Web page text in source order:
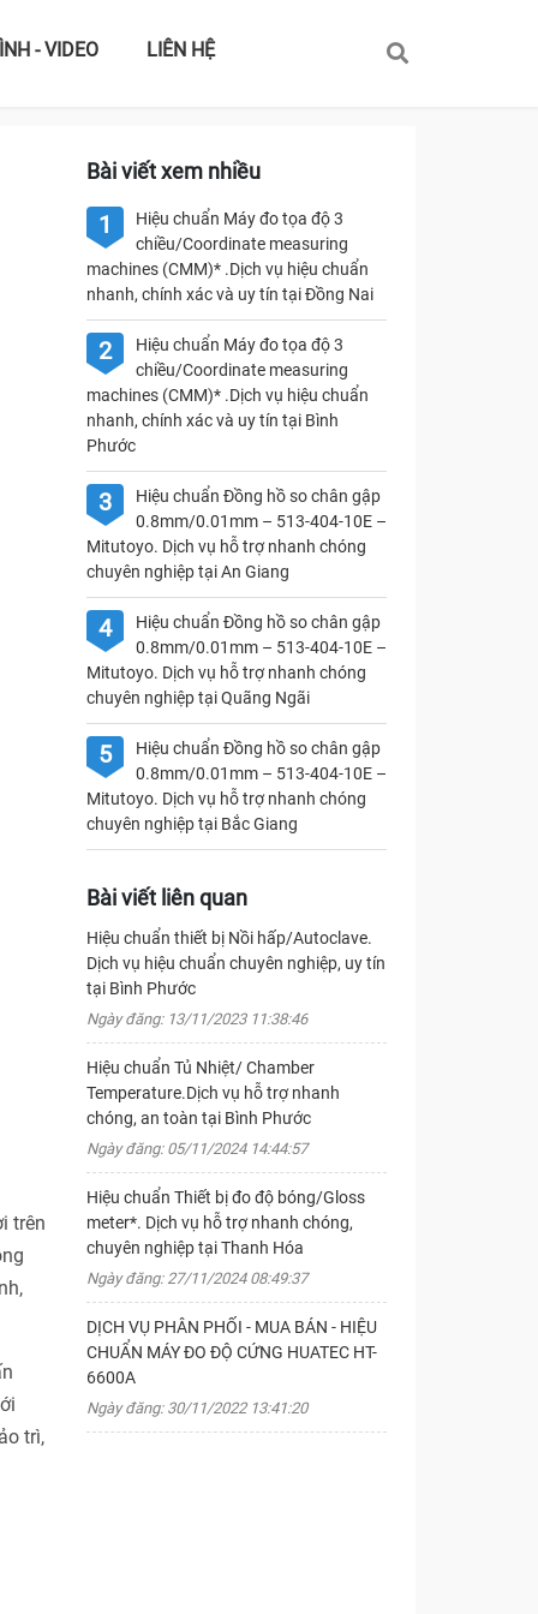
- VIDEO LIÊN HỆ
trên
trì,
Bài viết xem nhiều
1
Hiệu chuẩn Máy đo tọa độ 3
chiều/Coordinate measuring
machines (CMM)* .Dịch vụ hiệu chuẩn
nhanh, chính xác và uy tín tại Đồng Nai
2
Hiệu chuẩn Máy đo tọa độ 3
chiều/Coordinate measuring
machines (CMM)* .Dịch vụ hiệu chuẩn
nhanh, chính xác và uy tín tại Bình
Phước
3
Hiệu chuẩn Đồng hồ so chân gập
0.8mm/0.01mm – 513-404-10E –
Mitutoyo. Dịch vụ hỗ trợ nhanh chóng
chuyên nghiệp tại An Giang
4
Hiệu chuẩn Đồng hồ so chân gập
0.8mm/0.01mm – 513-404-10E –
Mitutoyo. Dịch vụ hỗ trợ nhanh chóng
chuyên nghiệp tại Quãng Ngãi
5
Hiệu chuẩn Đồng hồ so chân gập
0.8mm/0.01mm – 513-404-10E –
Mitutoyo. Dịch vụ hỗ trợ nhanh chóng
chuyên nghiệp tại Bắc Giang
Bài viết liên quan
Hiệu chuẩn thiết bị Nồi hấp/Autoclave.
Dịch vụ hiệu chuẩn chuyên nghiệp, uy tín
tại Bình Phước
Ngày đăng: 13/11/2023 11:38:46
Hiệu chuẩn Tủ Nhiệt/ Chamber
Temperature.Dịch vụ hỗ trợ nhanh
chóng, an toàn tại Bình Phước
Ngày đăng: 05/11/2024 14:44:57
Hiệu chuẩn Thiết bị đo độ bóng/Gloss
meter*. Dịch vụ hỗ trợ nhanh chóng,
chuyên nghiệp tại Thanh Hóa
Ngày đăng: 27/11/2024 08:49:37
DỊCH VỤ PHÂN PHỐI - MUA BÁN - HIỆU
CHUẨN MÁY ĐO ĐỘ CỨNG HUATEC HT-
6600A
Ngày đăng: 30/11/2022 13:41:20